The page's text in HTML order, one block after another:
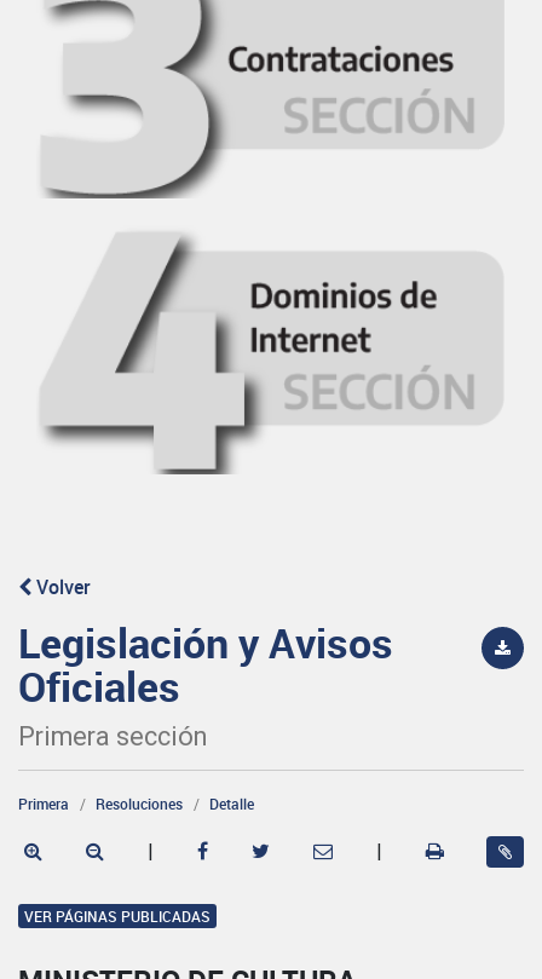
Volver
Legislación y Avisos
Oficiales
Primera sección
Primera Resoluciones Detalle
| |
VER PÁGINAS PUBLICADAS